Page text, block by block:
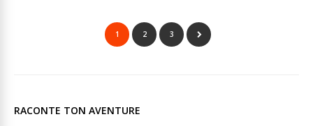
1 2 3
RACONTE TON AVENTURE